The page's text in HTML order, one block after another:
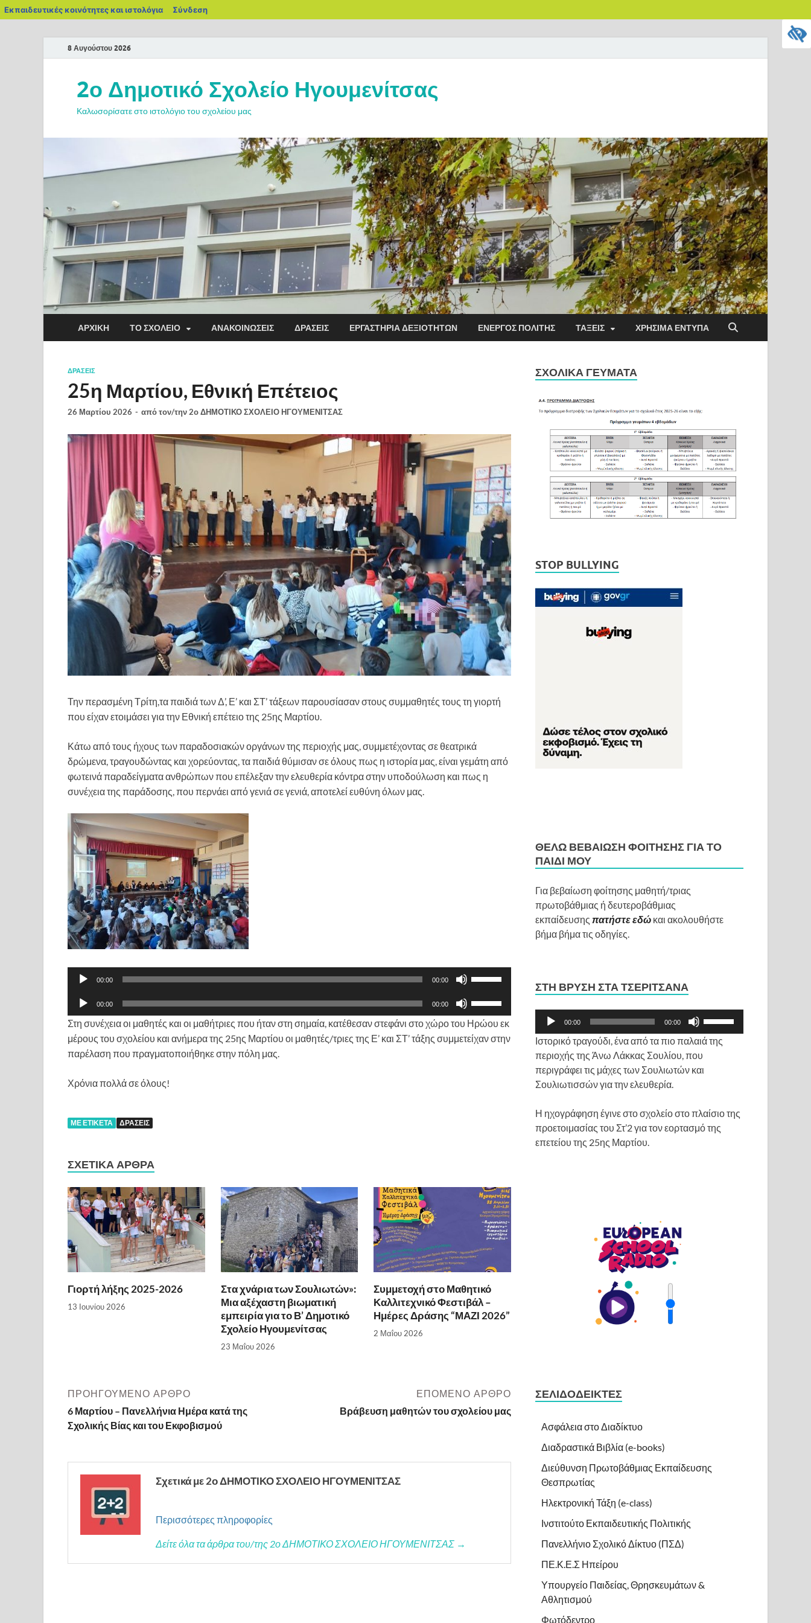
Εκπαιδευτικές κοινότητες και ιστολόγια Σύνδεση
8 Αυγούστου 2026
2ο Δημοτικό Σχολείο Ηγουμενίτσας
Καλωσορίσατε στο ιστολόγιο του σχολείου μας
ΑΡΧΙΚΉ ΤΟ ΣΧΟΛΕΊΟ ΑΝΑΚΟΙΝΏΣΕΙΣ ΔΡΆΣΕΙΣ ΕΡΓΑΣΤΉΡΙΑ ΔΕΞΙΟΤΉΤΩΝ ΕΝΕΡΓΌΣ ΠΟΛΊΤΗΣ ΤΆΞΕΙΣ ΧΡΉΣΙΜΑ ΈΝΤΥΠΑ
ΔΡΆΣΕΙΣ
25η Μαρτίου, Εθνική Επέτειος
26 Μαρτίου 2026 - από τον/την2ο ΔΗΜΟΤΙΚΟ ΣΧΟΛΕΙΟ ΗΓΟΥΜΕΝΙΤΣΑΣ
Την περασμένη Τρίτη,τα παιδιά των Δ’, Ε’ και ΣΤ’ τάξεων παρουσίασαν στους συμμαθητές τους τη γιορτή
που είχαν ετοιμάσει για την Εθνική επέτειο της 25ης Μαρτίου.
Κάτω από τους ήχους των παραδοσιακών οργάνων της περιοχής μας, συμμετέχοντας σε θεατρικά
δρώμενα, τραγουδώντας και χορεύοντας, τα παιδιά θύμισαν σε όλους πως η ιστορία μας, είναι γεμάτη από
φωτεινά παραδείγματα ανθρώπων που επέλεξαν την ελευθερία κόντρα στην υποδούλωση και πως η
συνέχεια της παράδοσης, που περνάει από γενιά σε γενιά, αποτελεί ευθύνη όλων μας.
Πρόγραμμα
Ήχου
00:00 00:00
πλήκτρα
Πάνω/
Κάτω
Πρόγραμμα
Αναπαραγωγής
Ήχου
00:00 00:00
Χρησιμοποιείστε
τα
πλήκτρα
Πάνω/
Στη συνέχεια οι μαθητές και οι μαθήτριες που ήταν στη σημαία, κατέθεσαν στεφάνι στο χώρο του Ηρώου εκ
μέρους του σχολείου και ανήμερα της 25ης Μαρτίου οι μαθητές/τριες της Ε’ και ΣΤ’ τάξης συμμετείχαν στην
παρέλαση που πραγματοποιήθηκε στην πόλη μας.
Χρόνια πολλά σε όλους!
ΜΕ ΕΤΙΚΈΤΑ ΔΡΑΣΕΙΣ
ΣΧΕΤΙΚΆ ΆΡΘΡΑ
Γιορτή λήξης 2025-2026
13 Ιουνίου 2026
Στα χνάρια των Σουλιωτών»:
Μια αξέχαστη βιωματική
εμπειρία για το Β’ Δημοτικό
Σχολείο Ηγουμενίτσας
23 Μαΐου 2026
Συμμετοχή στο Μαθητικό
Καλλιτεχνικό Φεστιβάλ –
Ημέρες Δράσης “ΜΑΖΙ 2026”
2 Μαΐου 2026
ΠΡΟΗΓΟΎΜΕΝΟ ΆΡΘΡΟ
6 Μαρτίου – Πανελλήνια Ημέρα κατά της
Σχολικής Βίας και του Εκφοβισμού
ΕΠΌΜΕΝΟ ΆΡΘΡΟ
Βράβευση μαθητών του σχολείου μας
Σχετικά με 2ο ΔΗΜΟΤΙΚΟ ΣΧΟΛΕΙΟ ΗΓΟΥΜΕΝΙΤΣΑΣ
Περισσότερες πληροφορίες
Δείτε όλα τα άρθρα του/της 2ο ΔΗΜΟΤΙΚΟ ΣΧΟΛΕΙΟ ΗΓΟΥΜΕΝΙΤΣΑΣ →
ΣΧΟΛΙΚΑ ΓΕΥΜΑΤΑ
STOP BULLYING
ΘΈΛΩ ΒΕΒΑΊΩΣΗ ΦΟΊΤΗΣΗΣ ΓΙΑ ΤΟ
ΠΑΙΔΊ ΜΟΥ
Για βεβαίωση φοίτησης μαθητή/τριας
πρωτοβάθμιας ή δευτεροβάθμιας
εκπαίδευσης πατήστε εδώ και ακολουθήστε
βήμα βήμα τις οδηγίες.
ΣΤΗ ΒΡΎΣΗ ΣΤΑ ΤΣΕΡΊΤΣΑΝΑ
Πρόγραμμα
Ήχου
00:00 00:00
πλήκτρα
Κάτω
να
αυξήσετε
Ιστορικό τραγούδι, ένα από τα πιο παλαιά της
περιοχής της Άνω Λάκκας Σουλίου, που
περιγράφει τις μάχες των Σουλιωτών και
Σουλιωτισσών για την ελευθερία.
Η ηχογράφηση έγινε στο σχολείο στο πλαίσιο της
προετοιμασίας του Στ’2 για τον εορτασμό της
επετείου της 25ης Μαρτίου.
ΣΕΛΙΔΟΔΕΊΚΤΕΣ
Ασφάλεια στο Διαδίκτυο
Διαδραστικά Βιβλία (e-books)
Διεύθυνση Πρωτοβάθμιας Εκπαίδευσης
Θεσπρωτίας
Ηλεκτρονική Τάξη (e-class)
Ινστιτούτο Εκπαιδευτικής Πολιτικής
Πανελλήνιο Σχολικό Δίκτυο (ΠΣΔ)
ΠΕ.Κ.Ε.Σ Ηπείρου
Υπουργείο Παιδείας, Θρησκευμάτων &
Αθλητισμού
Φωτόδεντρο